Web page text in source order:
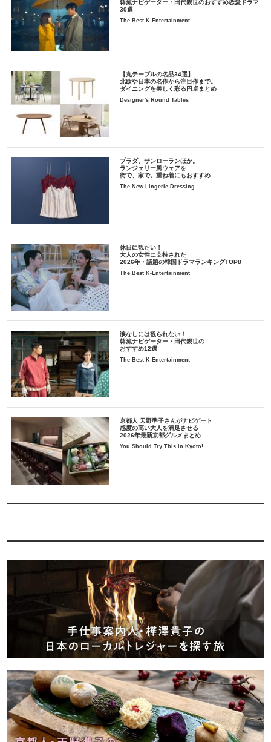
韓流ナビゲーター・田代親世のおすすめ恋愛ドラマ
30選
The Best K-Entertainment
【丸テーブルの名品34選】
北欧や日本の名作から注目作まで。
ダイニングを美しく彩る円卓まとめ
Designer's Round Tables
プラダ、サンローランほか。
ランジェリー風ウェアを
街で、家で。重ね着にもおすすめ
The New Lingerie Dressing
休日に観たい！
大人の女性に支持された
2026年・話題の韓国ドラマランキングTOP8
The Best K-Entertainment
涙なしには観られない！
韓流ナビゲーター・田代親世の
おすすめ12選
The Best K-Entertainment
京都人 天野準子さんがナビゲート
感度の高い大人を満足させる
2026年最新京都グルメまとめ
You Should Try This in Kyoto!